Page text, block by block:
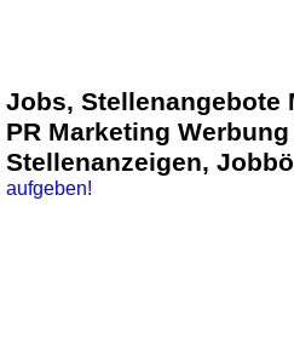
Jobs, Stellenangebote
PR Marketing Werbung
Stellenanzeigen,
aufgeben!